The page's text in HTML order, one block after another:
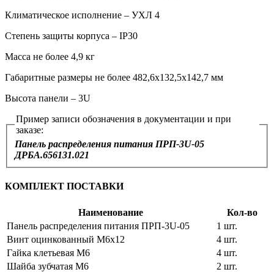
Климатическое исполнение – УХЛ 4
Степень защиты корпуса – IP30
Масса не более 4,9 кг
Габаритные размеры не более 482,6х132,5х142,7 мм
Высота панели – 3U
Пример записи обозначения в документации и при
заказе:
Панель распределения питания ПРП-3U-05
ДРБА.656131.021
КОМПЛЕКТ ПОСТАВКИ
Наименование
Кол-во
Панель распределения питания ПРП-3U-05
1 шт.
Винт оцинкованный М6х12
4 шт.
Гайка клетьевая М6
4 шт.
Шайба зубчатая М6
2 шт.